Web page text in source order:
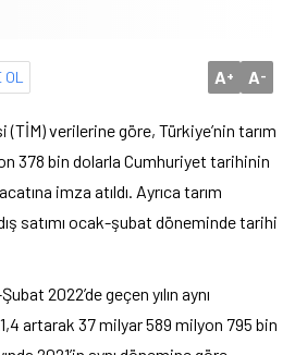
A+ A-
verilerine göre, Türkiye’nin tarım
378 bin dolarla Cumhuriyet tarihinin
imza atıldı. Ayrıca tarım
satımı ocak-şubat döneminde tarihi
2022’de geçen yılın aynı
artarak 37 milyar 589 milyon 795 bin